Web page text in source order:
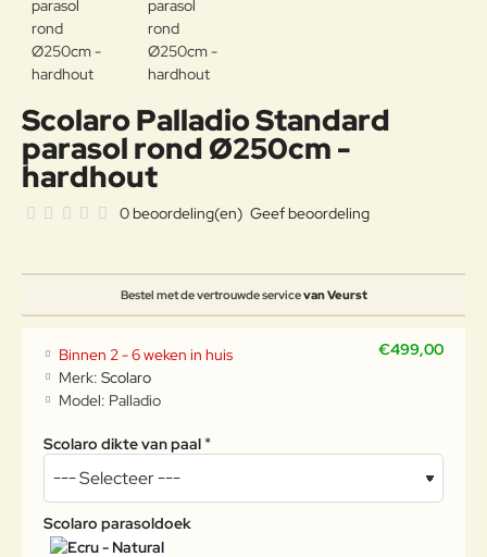
Scolaro Palladio Standard
parasol rond Ø250cm -
hardhout
Bestel met de vertrouwde servicevan Veurst
0 beoordeling(en) Geef beoordeling
€499,00
Binnen 2 - 6 weken in huis
Merk: Scolaro
Model: Palladio
Scolaro dikte van paal
Scolaro parasoldoek